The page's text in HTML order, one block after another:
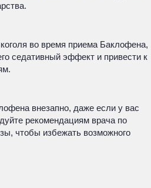
во время приема Баклофена,
седативный эффект и привести к
внезапно, даже если у вас
рекомендациям врача по
чтобы избежать возможного